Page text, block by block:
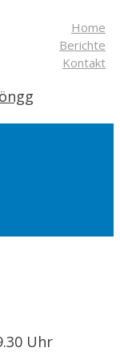
Home
Berichte
Kontakt
Uhr